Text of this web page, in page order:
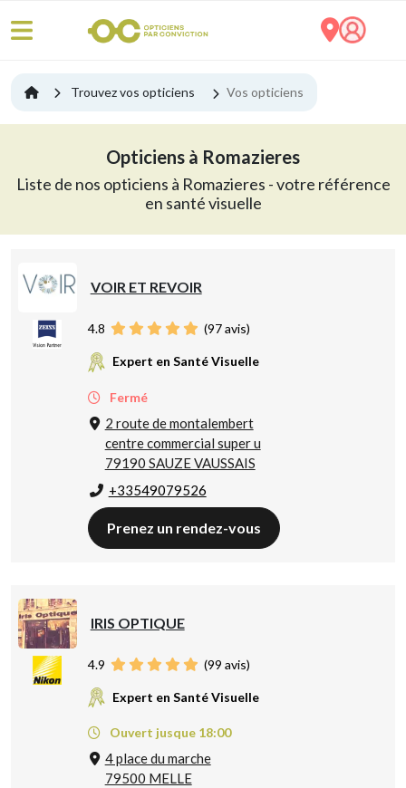
Trouvez vos opticiens Vos opticiens
Opticiens à Romazieres
Liste de nos opticiens à Romazieres - votre référence
en santé visuelle
VOIR ET REVOIR
4.8 (97avis)
Expert en Santé Visuelle
Fermé
2 route de montalembert
centre commercial super u
79190 SAUZE VAUSSAIS
+33549079526
Prenez un rendez-vous
IRIS OPTIQUE
4.9 (99 avis)
Expert en Santé Visuelle
Ouvert jusque 18:00
4 place du marche
79500 MELLE